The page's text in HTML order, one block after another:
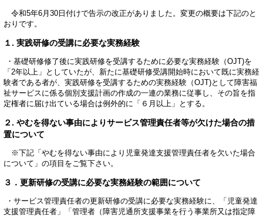
令和5年6月30日付けで告示の改正がありました。変更の概要は下記のと
おりです。
１. 実践研修の受講に必要な実務経験
・基礎研修修了後に実践研修を受講するために必要な実務経験（OJT)を
「2年以上」としていたが、新たに基礎研修受講開始時において既に実務経
験者である者が、実践研修を受講するための実務経験（OJT)として障害福
祉サービスに係る個別支援計画の作成の一連の業務に従事し、その旨を指
定権者に届け出ている場合は例外的に「６月以上」とする。
２. やむを得ない事由によりサービス管理責任者等が欠けた場合の措
置について
※下記「やむを得ない事由により児童発達支援管理責任者を欠いた場合
について」の項目をご覧下さい。
３．更新研修の受講に必要な実務経験の範囲について
・サービス管理責任者の更新研修の受講に必要な実務経験に、「児童発達
支援管理責任者」「管理者（障害児通所支援事業を行う事業所又は指定障